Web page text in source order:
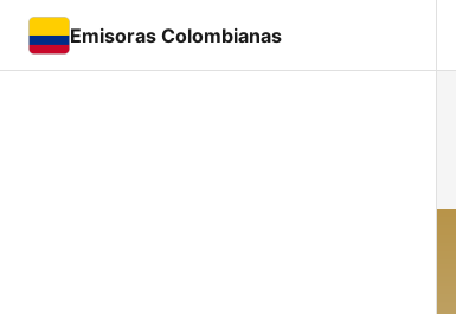
Emisoras Colombianas